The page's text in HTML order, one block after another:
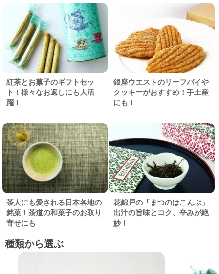
紅茶とお菓子のギフトセッ
ト！様々なお返しにも大活
躍！
銀座ウエストのリーフパイや
クッキーがおすすめ！手土産
にも！
茶人にも愛される日本各地の
銘菓！茶道の和菓子のお取り
寄せにも
花錦戸の「まつのはこんぶ」
出汁の旨味とコク、辛みが絶
妙！
種類から選ぶ